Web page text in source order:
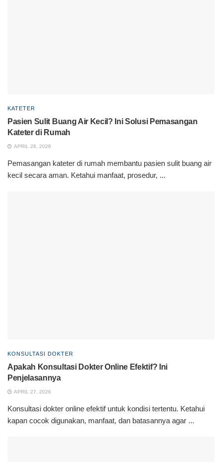
KATETER
Pasien Sulit Buang Air Kecil? Ini Solusi Pemasangan
Kateter di Rumah
APRIL 28, 2026
Pemasangan kateter di rumah membantu pasien sulit buang air
kecil secara aman. Ketahui manfaat, prosedur, ...
KONSULTASI DOKTER
Apakah Konsultasi Dokter Online Efektif? Ini
Penjelasannya
APRIL 27, 2026
Konsultasi dokter online efektif untuk kondisi tertentu. Ketahui
kapan cocok digunakan, manfaat, dan batasannya agar ...